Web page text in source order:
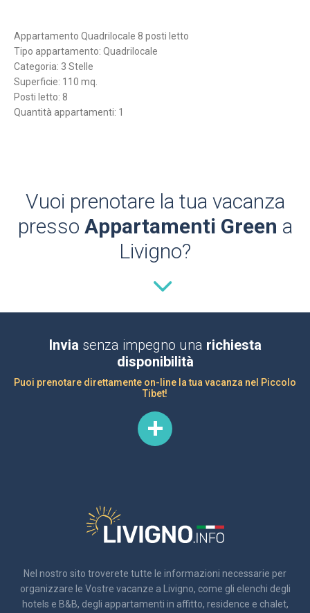
Appartamento Quadrilocale 8 posti letto
Tipo appartamento: Quadrilocale
Categoria: 3 Stelle
Superficie: 110 mq.
Posti letto: 8
Quantità appartamenti: 1
Vuoi prenotare la tua vacanza
presso Appartamenti Green a
Livigno?
Invia senza impegno una richiesta
disponibilità
Puoi prenotare direttamente on-line la tua vacanza nel Piccolo
Tibet!
Nel nostro sito troverete tutte le informazioni necessarie per
organizzare le Vostre vacanze a Livigno, come gli elenchi degli
hotels e B&B, degli appartamenti in affitto, residence e chalet,